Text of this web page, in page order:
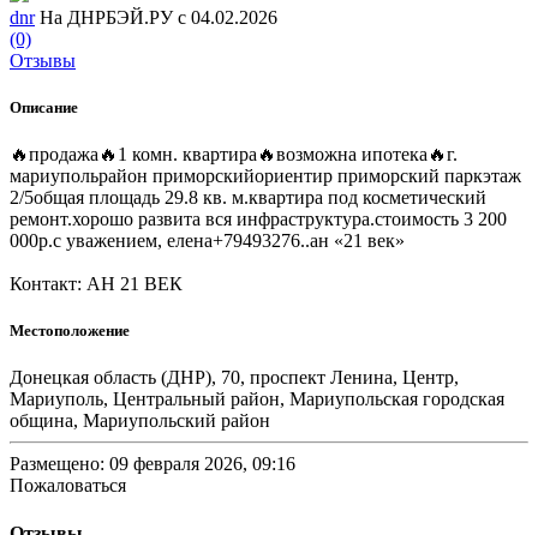
dnr На ДНРБЭЙ.РУ с 04.02.2026
(0)
Отзывы
Описание
🔥продажа🔥1 комн. квартира🔥возможна ипотека🔥г.
мариупольрайон приморскийориентир приморский паркэтаж
2/5общая площадь 29.8 кв. м.квартира под косметический
ремонт.хорошо развита вся инфраструктура.стоимость 3 200
000р.с уважением, елена+79493276..ан «21 век»
Контакт: АН 21 ВЕК
Местоположение
Донецкая область (ДНР), 70, проспект Ленина, Центр,
Мариуполь, Центральный район, Мариупольская городская
община, Мариупольский район
Размещено: 09 февраля 2026, 09:16
Пожаловаться